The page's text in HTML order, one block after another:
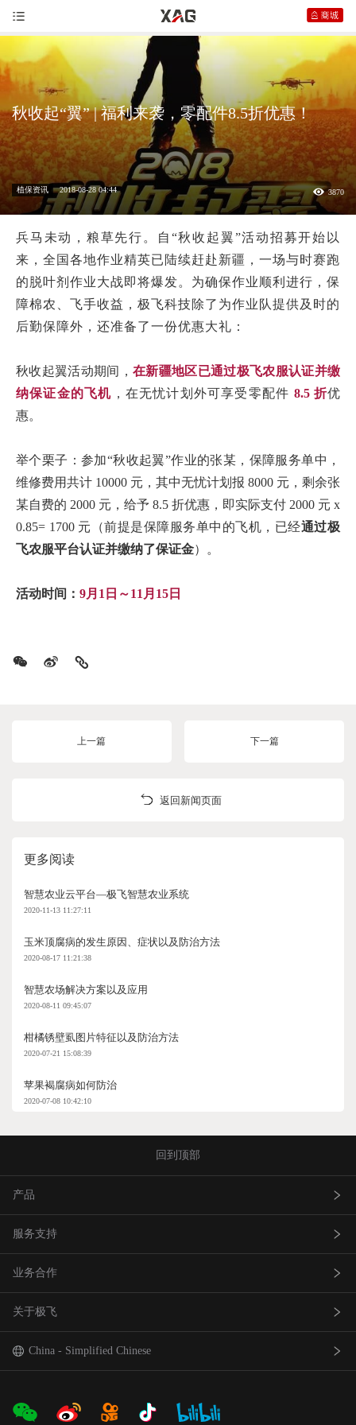
秋收起“翼” | 福利来袭，零配件8.5折优惠！
植保资讯 2018-08-28 04:44 3870
兵马未动，粮草先行。自“秋收起翼”活动招募开始以
来，全国各地作业精英已陆续赶赴新疆，一场与时赛跑
的脱叶剂作业大战即将爆发。为确保作业顺利进行，保
障棉农、飞手收益， 极飞科技除了为作业队提供及时的
后勤保障外，还准备了一份优惠大礼：
秋收起翼活动期间， 在新疆地区已通过极飞农服认证并缴
纳保证金的飞机 ，在无忧计划 外可享受零配件 8.5 折优
惠。
举个栗子： 参加“秋收起翼”作业的张某，保障服务单中，
维修费用共计 10000 元，其中无忧计划报 8000 元，剩余张
某自费的 2000 元，给予 8.5 折优惠，即实际支付 2000 元 x
0.85= 1700 元（前提是保障服务单中的飞机，已经通过极
飞农服平台认证并缴纳了保证金）。
活动时间： 9月1日～11月15日
上一篇 下一篇
返回新闻页面
更多阅读
智慧农业云平台—极飞智慧农业系统
2020-11-13 11:27:11
玉米顶腐病的发生原因、症状以及防治方法
2020-08-17 11:21:38
智慧农场解决方案以及应用
2020-08-11 09:45:07
柑橘锈壁虱图片特征以及防治方法
2020-07-21 15:08:39
苹果褐腐病如何防治
2020-07-08 10:42:10
回到顶部
产品
农业无人飞机
农业无人车
农机自驾仪
巡田无人飞机
服务支持
极飞服务
极飞学园
证书查询
业务合作
查找网点(资质验证）
成为渠道合作伙伴
关于极飞
我是极⻜
China - Simplified Chinese